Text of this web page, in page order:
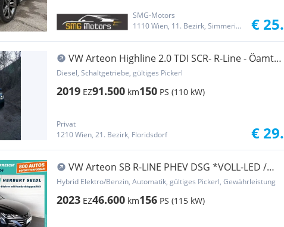
SMG-Motors
1110 Wien, 11. Bezirk, Simmering
€
VW Arteon Highline 2.0 TDI SCR- R-Line - Öamtc
Pickerl
Diesel, Schaltgetriebe, gültiges Pickerl
2019 EZ91.500 km150 PS (110 kW)
Privat
1210 Wien, 21. Bezirk, Floridsdorf
€
VW Arteon SB R-LINE PHEV DSG *VOLL-LED /
DCC / VIR...
Hybrid Elektro/Benzin, Automatik, gültiges Pickerl, Gewährleistung
2023 EZ46.600 km156 PS (115 kW)